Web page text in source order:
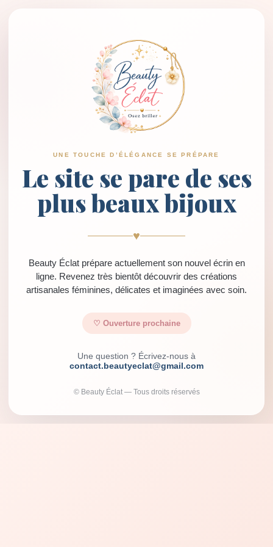
UNE TOUCHE D’ÉLÉGANCE SE PRÉPARE
Le site se pare de ses
plus beaux bijoux
♥
Beauty Éclat prépare actuellement son nouvel écrin en
ligne. Revenez très bientôt découvrir des créations
artisanales féminines, délicates et imaginées avec soin.
♡ Ouverture prochaine
Une question ? Écrivez-nous à
contact.beautyeclat@gmail.com
© Beauty Éclat — Tous droits réservés